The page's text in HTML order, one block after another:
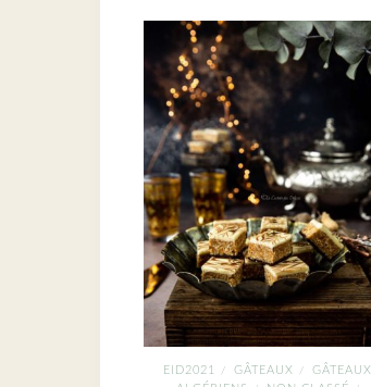
EID2021 / GÂTEAUX /
GÂTEAUX